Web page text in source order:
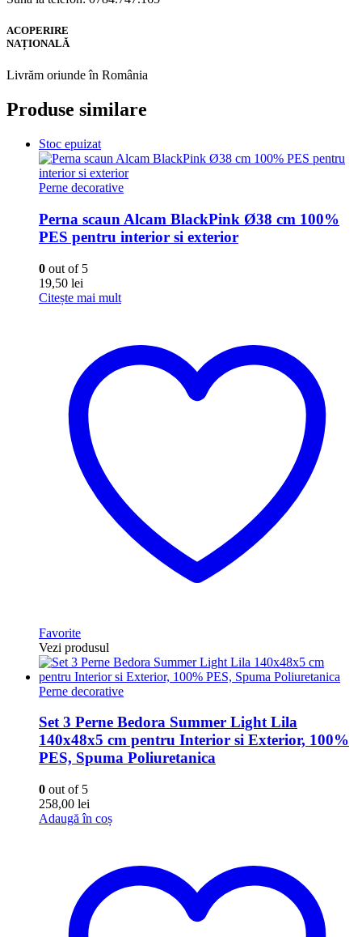
ACOPERIRE
NAȚIONALĂ
Livrăm oriunde în România
Produse similare
Stoc epuizat
Perne decorative
Perna scaun Alcam BlackPink Ø38 cm 100%
PES pentru interior si exterior
0 out of 5
19,50 lei
Citește mai mult
Favorite
Vezi produsul
Perne decorative
Set 3 Perne Bedora Summer Light Lila
140x48x5 cm pentru Interior si Exterior, 100%
PES, Spuma Poliuretanica
0 out of 5
258,00 lei
Adaugă în coș